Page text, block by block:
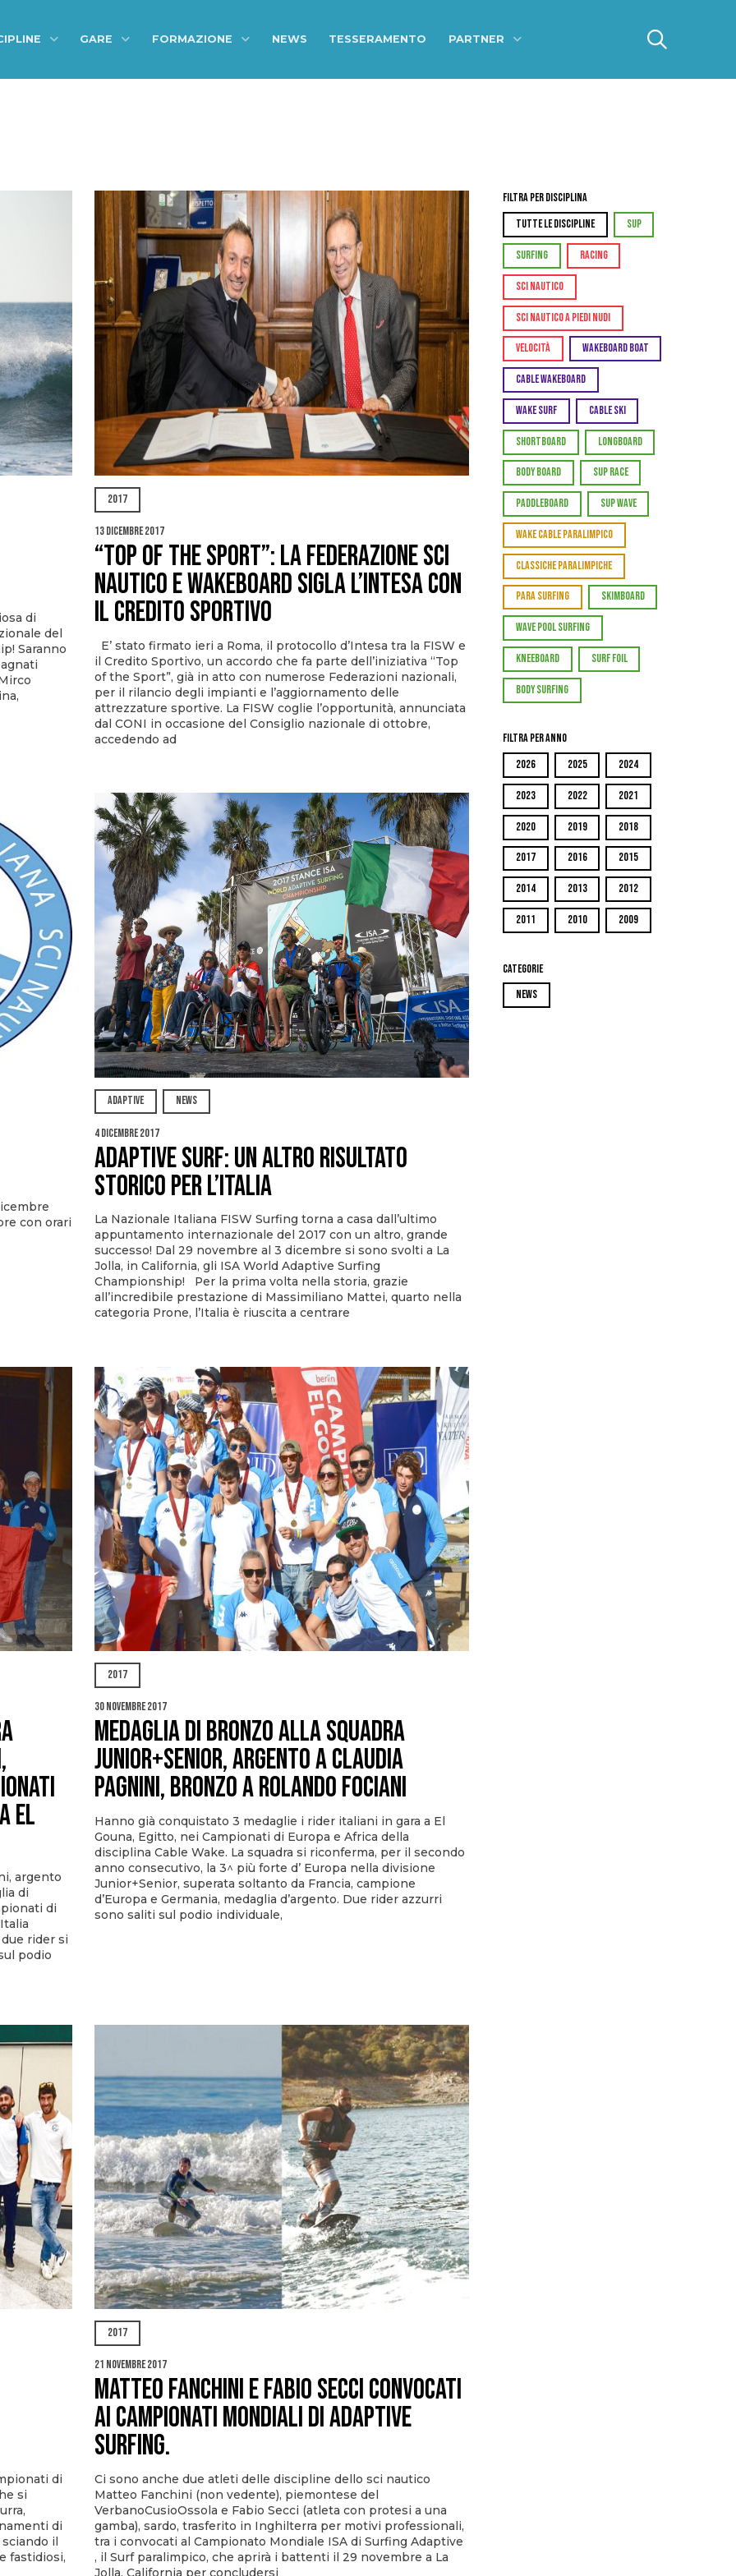
GARE FORMAZIONE NEWS TESSERAMENTO PARTNER
Filtra per Disciplina
TUTTE LE DISCIPLINE
SUP
SURFING RACING
SCI NAUTICO
SCI NAUTICO A PIEDI NUDI
VELOCITÀ WAKEBOARD BOAT
CABLE WAKEBOARD
WAKE SURF CABLE SKI
SHORTBOARD LONGBOARD
BODY BOARD SUP RACE
PADDLEBOARD SUP WAVE
WAKE CABLE PARALIMPICO
CLASSICHE PARALIMPICHE
PARA SURFING SKIMBOARD
WAVE POOL SURFING
KNEEBOARD SURF FOIL
BODY SURFING
Filtra per Anno
2026
2025 2024
2023 2022 2021
2020 2019 2018
2017 2016 2015
2014 2013 2012
2011 2010 2009
Categorie
NEWS
di
del
Saranno
2017
13 Dicembre 2017
“TOP OF THE SPORT”: LA FEDERAZIONE SCI
NAUTICO E WAKEBOARD SIGLA L’INTESA CON
IL CREDITO SPORTIVO
E’ stato firmato ieri a Roma, il protocollo d’Intesa tra la FISW e
il Credito Sportivo, un accordo che fa parte dell’iniziativa “Top
of the Sport”, già in atto con numerose Federazioni nazionali,
per il rilancio degli impianti e l’aggiornamento delle
attrezzature sportive. La FISW coglie l’opportunità, annunciata
dal CONI in occasione del Consiglio nazionale di ottobre,
accedendo ad
con orari
ADAPTIVE NEWS
4 Dicembre 2017
Adaptive Surf: un altro risultato
storico per l’Italia
La Nazionale Italiana FISW Surfing torna a casa dall’ultimo
appuntamento internazionale del 2017 con un altro, grande
successo! Dal 29 novembre al 3 dicembre si sono svolti a La
Jolla, in California, gli ISA World Adaptive Surfing
Championship! Per la prima volta nella storia, grazie
all’incredibile prestazione di Massimiliano Mattei, quarto nella
categoria Prone, l’Italia è riuscita a centrare
EL
argento
di
di
rider si
podio
2017
30 Novembre 2017
MEDAGLIA DI BRONZO ALLA SQUADRA
JUNIOR+SENIOR, ARGENTO A CLAUDIA
PAGNINI, BRONZO A ROLANDO FOCIANI
Hanno già conquistato 3 medaglie i rider italiani in gara a El
Gouna, Egitto, nei Campionati di Europa e Africa della
disciplina Cable Wake. La squadra si riconferma, per il secondo
anno consecutivo, la 3^ più forte d’ Europa nella divisione
Junior+Senior, superata soltanto da Francia, campione
d’Europa e Germania, medaglia d’argento. Due rider azzurri
sono saliti sul podio individuale,
di
si
di
il
fastidiosi,
2017
21 Novembre 2017
MATTEO FANCHINI E FABIO SECCI CONVOCATI
AI CAMPIONATI MONDIALI DI ADAPTIVE
SURFING.
Ci sono anche due atleti delle discipline dello sci nautico
Matteo Fanchini (non vedente), piemontese del
VerbanoCusioOssola e Fabio Secci (atleta con protesi a una
gamba), sardo, trasferito in Inghilterra per motivi professionali,
tra i convocati al Campionato Mondiale ISA di Surfing Adaptive
, il Surf paralimpico, che aprirà i battenti il 29 novembre a La
Jolla, California per concludersi